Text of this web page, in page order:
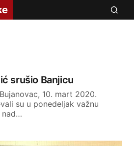
srušio Banjicu
10. mart 2020.
su u ponedeljak važnu
nad…